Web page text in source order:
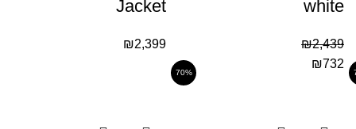
white
₪2,439
₪732
Jacket
₪2,399
70%